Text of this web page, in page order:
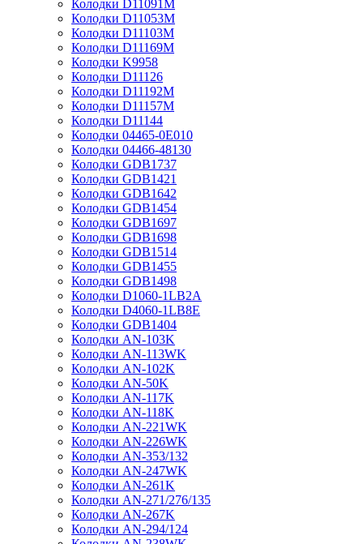
Колодки D11091M
Колодки D11053M
Колодки D11103M
Колодки D11169M
Колодки K9958
Колодки D11126
Колодки D11192M
Колодки D11157M
Колодки D11144
Колодки 04465-0E010
Колодки 04466-48130
Колодки GDB1737
Колодки GDB1421
Колодки GDB1642
Колодки GDB1454
Колодки GDB1697
Колодки GDB1698
Колодки GDB1514
Колодки GDB1455
Колодки GDB1498
Колодки D1060-1LB2A
Колодки D4060-1LB8E
Колодки GDB1404
Колодки AN-103K
Колодки AN-113WK
Колодки AN-102K
Колодки AN-50K
Колодки AN-117K
Колодки AN-118K
Колодки AN-221WK
Колодки AN-226WK
Колодки AN-353/132
Колодки AN-247WK
Колодки AN-261K
Колодки AN-271/276/135
Колодки AN-267K
Колодки AN-294/124